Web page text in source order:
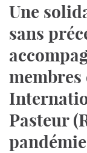
Une
sans
membres
Pasteur